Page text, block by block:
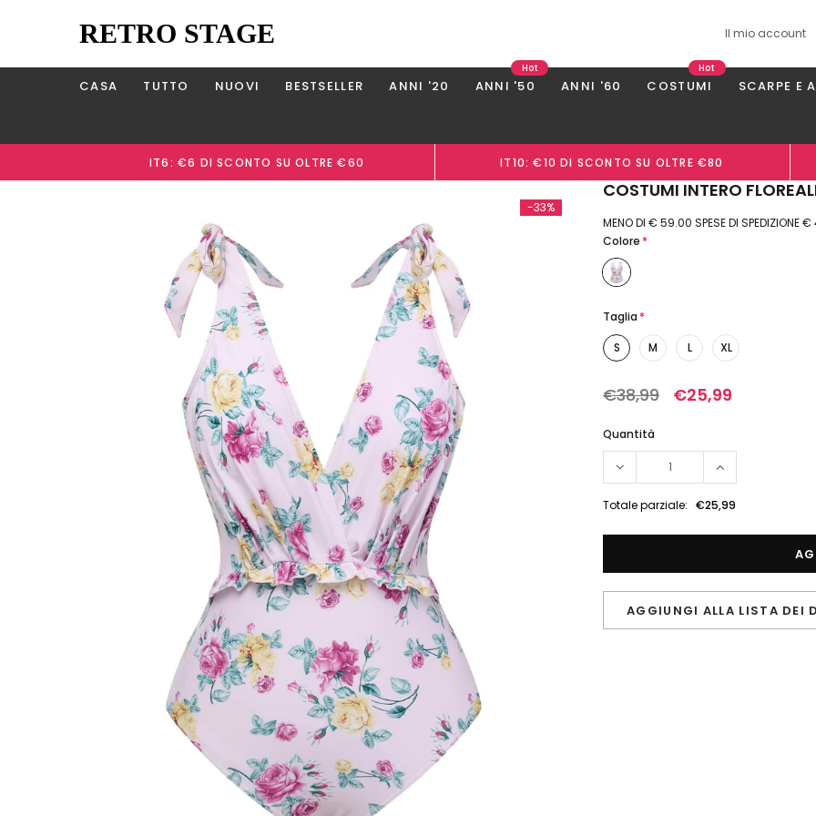
RETRO STAGE Il mio account
CASA TUTTO NUOVI BESTSELLER ANNI '20 ANNI '50
Hot
ANNI '60 COSTUMI
Hot
SCARPE E
IT6: €6 DI SCONTO SU OLTRE €60 IT10: €10 DI SCONTO SU OLTRE €80
-33%
COSTUMI INTERO
MENO DI € 59.00 SPESE DI SPEDIZIONE
Colore *
Taglia *
S
M L XL
€38,99 €25,99
Quantità
Totale parziale: €25,99